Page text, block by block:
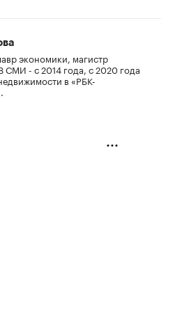
экономики, магистр
СМИ - с 2014 года, с 2020 года
в «РБК-